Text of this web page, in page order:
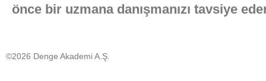
önce bir uzmana danışmanızı tavsiye
©2026 Denge Akademi A.Ş.